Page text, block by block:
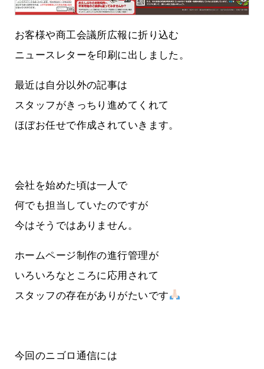
お客様や商工会議所広報に折り込む
ニュースレターを印刷に出しました。
最近は自分以外の記事は
スタッフがきっちり進めてくれて
ほぼお任せで作成されていきます。
会社を始めた頃は一人で
何でも担当していたのですが
今はそうではありません。
ホームページ制作の進行管理が
いろいろなところに応用されて
スタッフの存在がありがたいです
今回のニゴロ通信には